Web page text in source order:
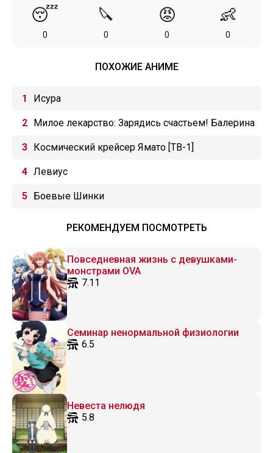
😴
0
🔪
0
😡
0
👶
0
ПОХОЖИЕ АНИМЕ
Исура
Милое лекарство: Зарядись счастьем! Балерина
Королевства кукол
Космический крейсер Ямато [ТВ-1]
Левиус
Боевые Шинки
РЕКОМЕНДУЕМ ПОСМОТРЕТЬ
Повседневная жизнь с девушками-
монстрами OVA
7.11
Семинар ненормальной физиологии
6.5
Невеста нелюдя
5.8